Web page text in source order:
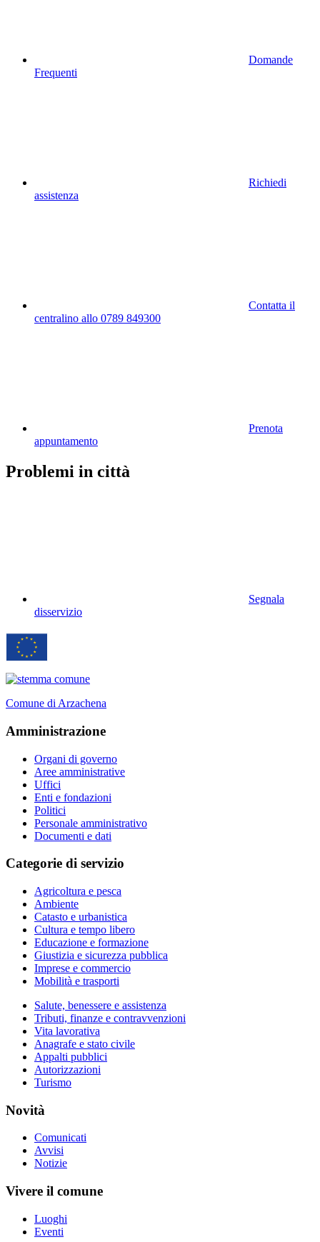
Domande
Frequenti
Richiedi
assistenza
Contatta il
centralino allo 0789 849300
Prenota
appuntamento
Problemi in città
Segnala
disservizio
Comune di Arzachena
Amministrazione
Organi di governo
Aree amministrative
Uffici
Enti e fondazioni
Politici
Personale amministrativo
Documenti e dati
Categorie di servizio
Agricoltura e pesca
Ambiente
Catasto e urbanistica
Cultura e tempo libero
Educazione e formazione
Giustizia e sicurezza pubblica
Imprese e commercio
Mobilità e trasporti
Salute, benessere e assistenza
Tributi, finanze e contravvenzioni
Vita lavorativa
Anagrafe e stato civile
Appalti pubblici
Autorizzazioni
Turismo
Novità
Comunicati
Avvisi
Notizie
Vivere il comune
Luoghi
Eventi